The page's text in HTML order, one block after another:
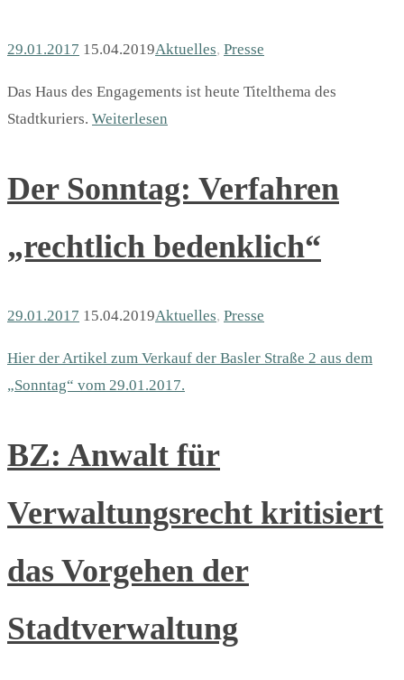
29.01.2017 15.04.2019Aktuelles, Presse
Das Haus des Engagements ist heute Titelthema des
Stadtkuriers. Weiterlesen
Der Sonntag: Verfahren
„rechtlich bedenklich“
29.01.2017 15.04.2019Aktuelles, Presse
Hier der Artikel zum Verkauf der Basler Straße 2 aus dem
„Sonntag“ vom 29.01.2017.
BZ: Anwalt für
Verwaltungsrecht kritisiert
das Vorgehen der
Stadtverwaltung